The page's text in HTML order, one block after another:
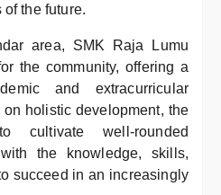
the future.
area, SMK Raja Lumu
the community, offering a
and extracurricular
holistic development, the
cultivate well-rounded
the knowledge, skills,
succeed in an increasingly